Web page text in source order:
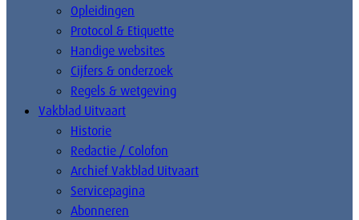
Opleidingen
Protocol & Etiquette
Handige websites
Cijfers & onderzoek
Regels & wetgeving
Vakblad Uitvaart
Historie
Redactie / Colofon
Archief Vakblad Uitvaart
Servicepagina
Abonneren